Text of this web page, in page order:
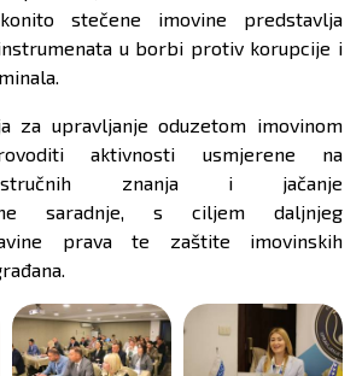
stečene imovine predstavlja
u borbi protiv korupcije i
za upravljanje oduzetom imovinom
aktivnosti usmjerene na
stručnih znanja i jačanje
saradnje, s ciljem daljnjeg
prava te zaštite imovinskih